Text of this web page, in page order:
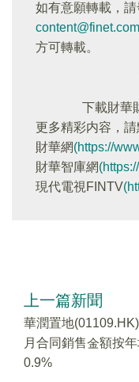
如有意願轉載，
方可轉載。
下載財華
更多精彩内容，請
財華網(https://
財華智庫網
現代電視FINTV
上一篇新聞
華潤置地
月合同銷售金額按
0.9%